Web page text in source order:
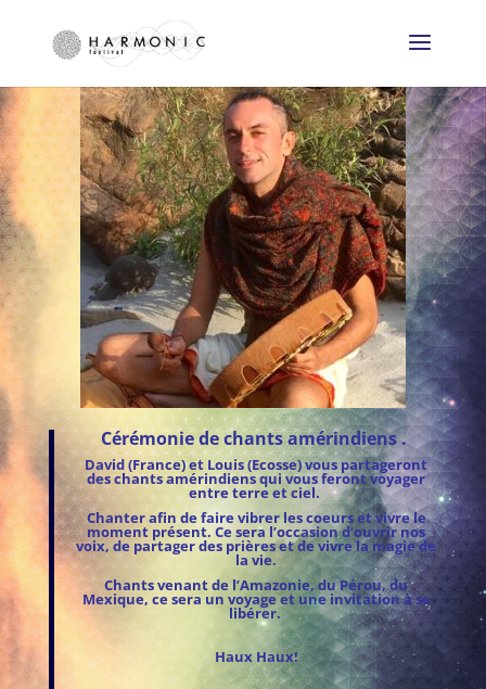
Cérémonie de chants amérindiens .
David (France) et Louis (Ecosse) vous partageront
des chants amérindiens qui vous feront voyager
entre terre et ciel.
Chanter afin de faire vibrer les coeurs et vivre le
moment présent. Ce sera l’occasion d’ouvrir nos
voix, de partager des prières et de vivre la magie de
la vie.
Chants venant de l’Amazonie, du Pérou, du
Mexique, ce sera un voyage et une invitation à se
libérer.
Haux Haux!